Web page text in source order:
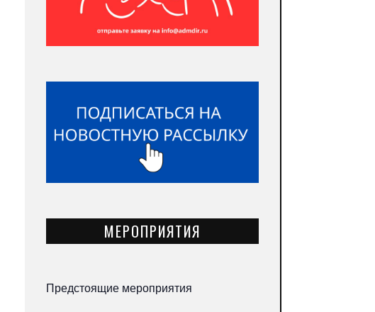
МЕРОПРИЯТИЯ
Предстоящие мероприятия